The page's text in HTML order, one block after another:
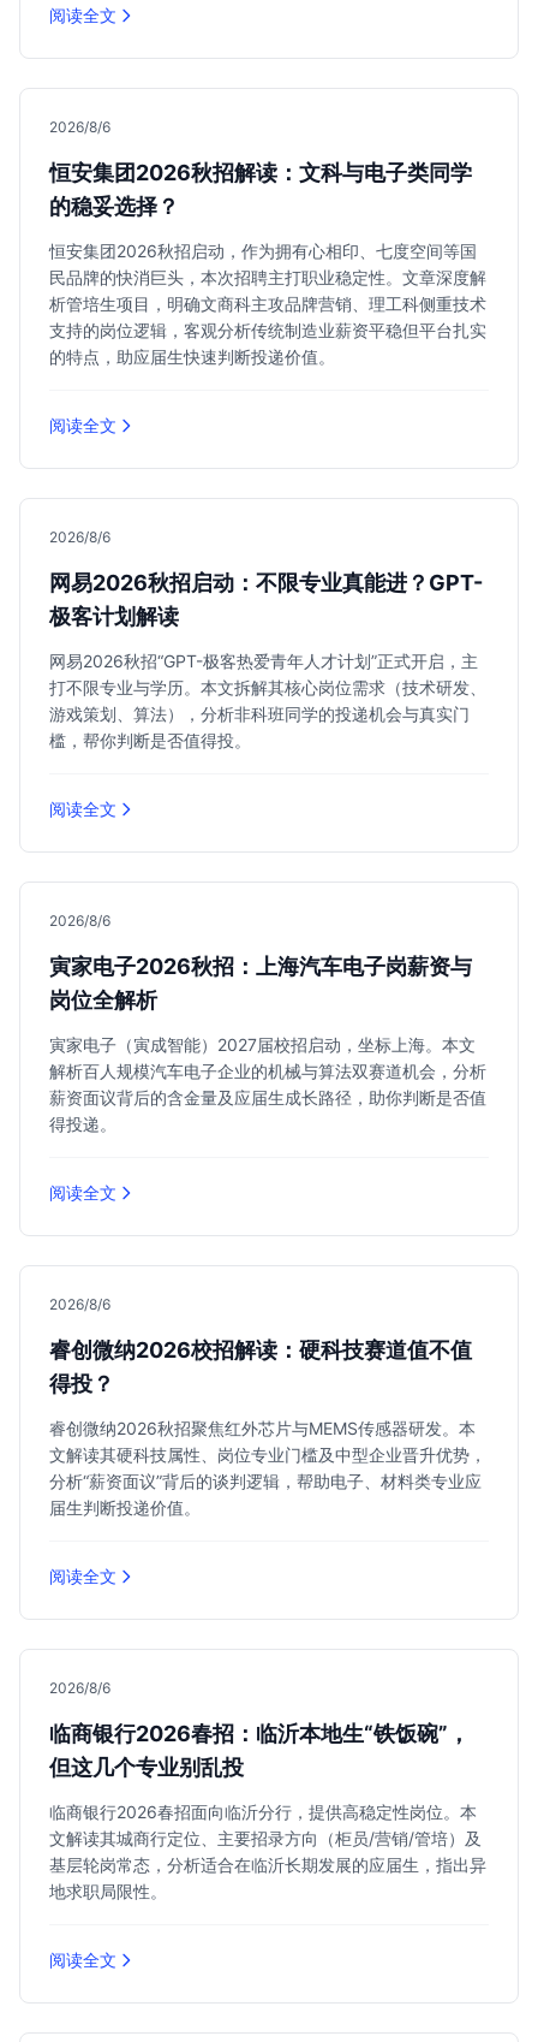
阅读全文
2026/8/6
恒安集团2026秋招解读：文科与电子类同学
的稳妥选择？
恒安集团2026秋招启动，作为拥有心相印、七度空间等国
民品牌的快消巨头，本次招聘主打职业稳定性。文章深度解
析管培生项目，明确文商科主攻品牌营销、理工科侧重技术
支持的岗位逻辑，客观分析传统制造业薪资平稳但平台扎实
的特点，助应届生快速判断投递价值。
阅读全文
2026/8/6
网易2026秋招启动：不限专业真能进？GPT-
极客计划解读
网易2026秋招“GPT-极客热爱青年人才计划”正式开启，主
打不限专业与学历。本文拆解其核心岗位需求（技术研发、
游戏策划、算法），分析非科班同学的投递机会与真实门
槛，帮你判断是否值得投。
阅读全文
2026/8/6
寅家电子2026秋招：上海汽车电子岗薪资与
岗位全解析
寅家电子（寅成智能）2027届校招启动，坐标上海。本文
解析百人规模汽车电子企业的机械与算法双赛道机会，分析
薪资面议背后的含金量及应届生成长路径，助你判断是否值
得投递。
阅读全文
2026/8/6
睿创微纳2026校招解读：硬科技赛道值不值
得投？
睿创微纳2026秋招聚焦红外芯片与MEMS传感器研发。本
文解读其硬科技属性、岗位专业门槛及中型企业晋升优势，
分析“薪资面议”背后的谈判逻辑，帮助电子、材料类专业应
届生判断投递价值。
阅读全文
2026/8/6
临商银行2026春招：临沂本地生“铁饭碗”，
但这几个专业别乱投
临商银行2026春招面向临沂分行，提供高稳定性岗位。本
文解读其城商行定位、主要招录方向（柜员/营销/管培）及
基层轮岗常态，分析适合在临沂长期发展的应届生，指出异
地求职局限性。
阅读全文